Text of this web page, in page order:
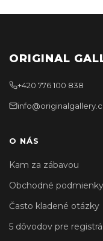
ORIGINAL
+420 776 100 838
O NÁS
Kam za zábavou
Obchodné podmienky
Často kladené otázky
5 dôvodov pre